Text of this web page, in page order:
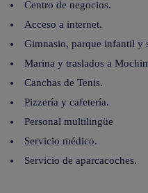
Centro de negocios.
Acceso a internet.
Gimnasio, parque infantil y
Marina y traslados a
Canchas de Tenis.
Pizzería y cafetería.
Personal multilingüe
Servicio médico.
Servicio de aparcacoches.